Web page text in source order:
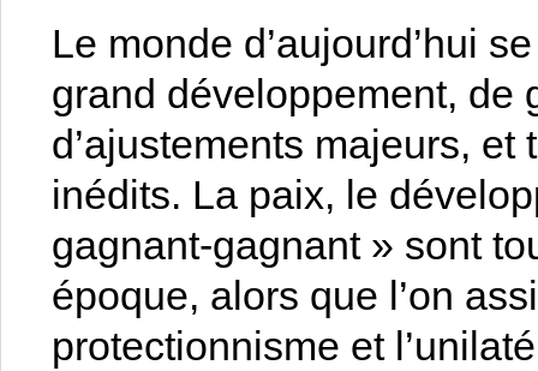
Le monde d’aujourd’hui
grand développement, de
d’ajustements majeurs,
inédits. La paix, le
gagnant-gagnant » sont
époque, alors que l’on
protectionnisme et